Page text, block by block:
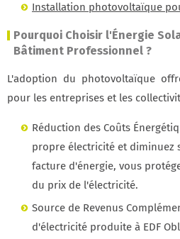
Installation photovoltaïque
Pourquoi Choisir l'Énergie
Bâtiment Professionnel ?
L'adoption du photovoltaïque
pour les entreprises et les
Réduction des Coûts
propre électricité et diminuez
facture d'énergie, vous
du prix de l'électricité.
Source de Revenus
d'électricité produite à EDF